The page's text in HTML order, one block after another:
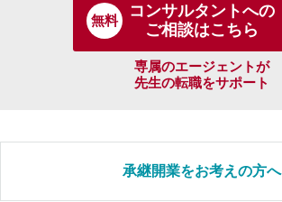
無料
コンサルタントへの
ご相談はこちら
専属のエージェントが
先生の転職をサポート
承継開業をお考えの方へ